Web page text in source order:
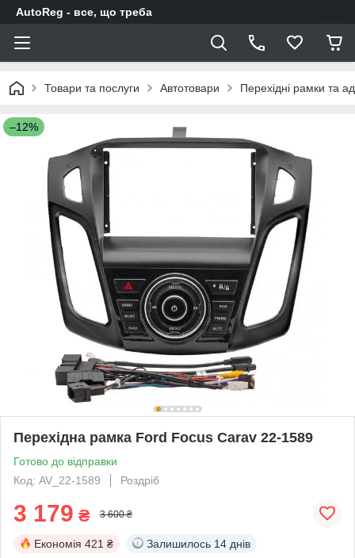
AutoReg - все, що треба
Товари та послуги Автотовари Перехідні рамки та
–12%
Перехідна рамка Ford Focus Carav 22-1589
Готово до відправки
Код: AV_22-1589
Роздріб
3 179 ₴ 3 600 ₴
Економія 421 ₴ Залишилось 14 днів